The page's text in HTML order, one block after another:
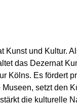
Kunst und Kul­tur.
das Dezer­nat
Kölns. Es för­dert
Muse­en, setzt den
die kul­tu­rel­le